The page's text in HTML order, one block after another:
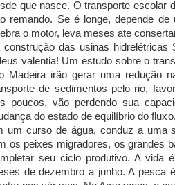
que nasce. O transporte escolar
remando. Se é longe, depende
o motor, leva meses ate
construção das usinas hidrelétricas
valentia! Um estudo sobre o
Madeira irão gerar uma redução
de sedimentos pelo rio,
poucos, vão perdendo sua
do estado de equilíbrio do
um curso de água, conduz a uma
os peixes migradores, os grandes
seu ciclo produtivo. A vida
de dezembro a junho. A pesca